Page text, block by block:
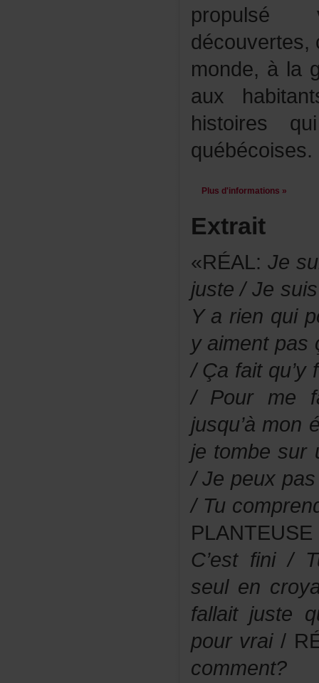
québécoises.
Plusd'informations»
Extrait
«RÉAL:
juste/
/
/
/
/
C’estfini/
pourvrai/
comment?/